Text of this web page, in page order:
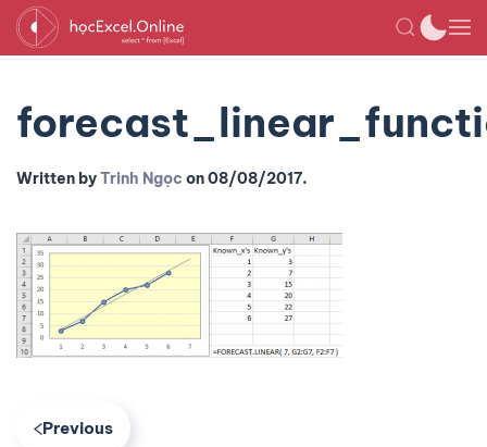
Written byTrinh Ngọc on08/08/2017.
Previous